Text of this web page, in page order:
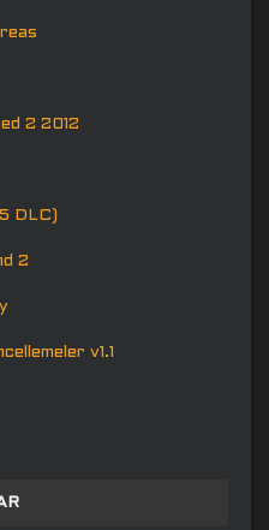
2 2012
DLC)
2
v1.1